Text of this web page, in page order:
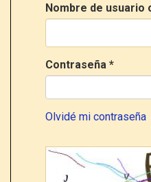
Nombre de usuario
Contraseña *
Olvidé mi contraseña